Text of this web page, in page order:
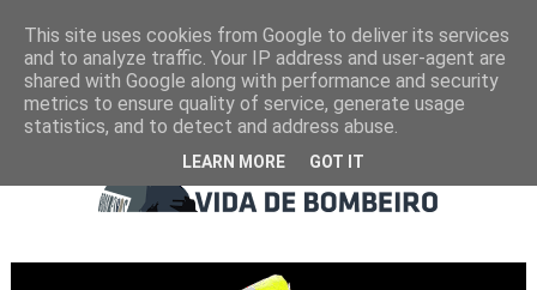
This site uses cookies from Google to deliver its services
and to analyze traffic. Your IP address and user-agent are
shared with Google along with performance and security
metrics to ensure quality of service, generate usage
statistics, and to detect and address abuse.
LEARN MORE GOT IT